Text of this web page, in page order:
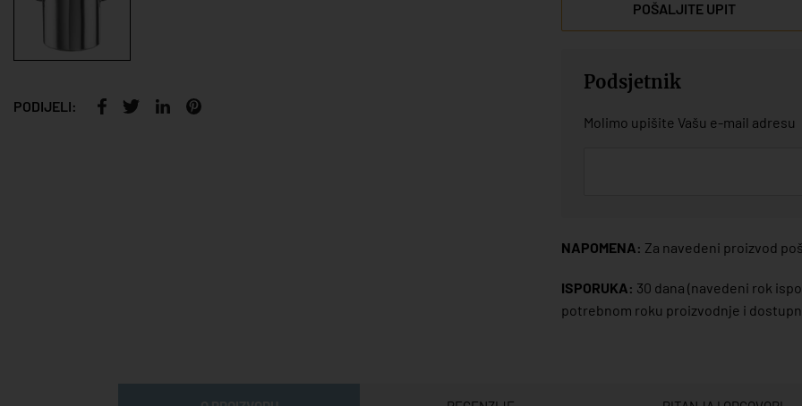
PODIJELI:
POŠALJITE UPIT
Podsjetnik
Molimo upišite Vašu e-mail adresu
NAPOMENA: Za navedeni proizvod
ISPORUKA: 30 dana (navedeni rok
potrebnom roku proizvodnje i